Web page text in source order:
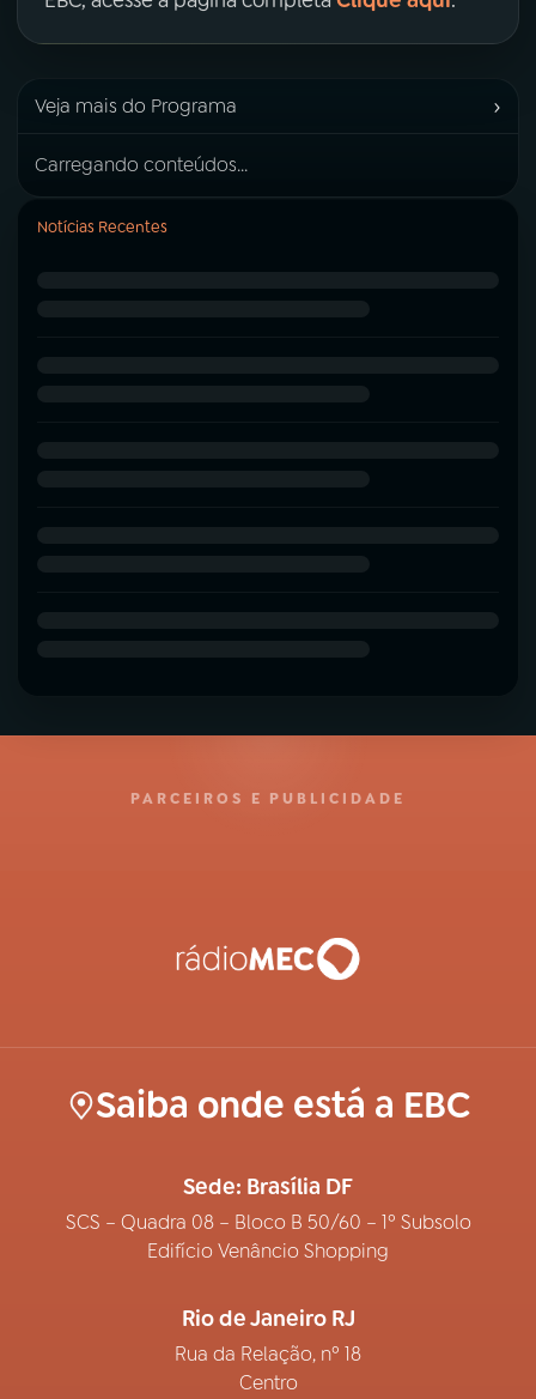
Veja mais do Programa ›
Carregando conteúdos...
Notícias Recentes
PARCEIROS E PUBLICIDADE
Saiba onde está a EBC
Sede: Brasília DF
SCS – Quadra 08 – Bloco B 50/60 – 1º Subsolo
Edifício Venâncio Shopping
Rio de Janeiro RJ
Rua da Relação, nº 18
Centro